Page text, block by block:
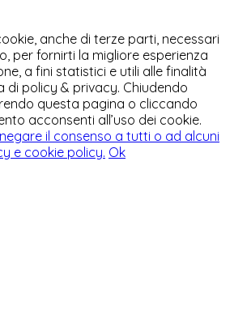
anche di terze parti, necessari
per fornirti la migliore esperienza
a fini statistici e utili alle finalità
di policy & privacy. Chiudendo
questa pagina o cliccando
acconsenti all’uso dei cookie.
il consenso a tutti o ad alcuni
e cookie policy. Ok